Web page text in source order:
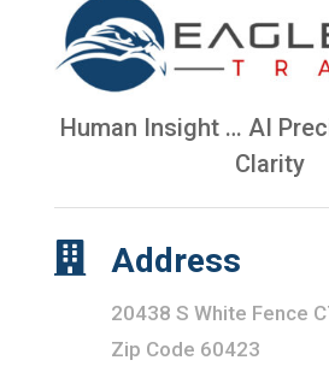
Human Insight … AI
Clarity
 Address
20438 S White Fence
Zip Code 60423